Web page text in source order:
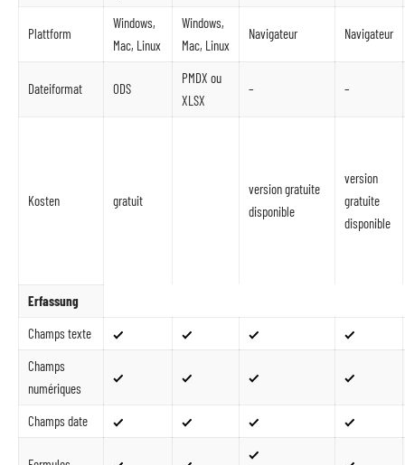
Plattform
Windows,
Mac, Linux
Windows,
Mac, Linux
Navigateur Navigateur
Dateiformat ODS
PMDX ou
XLSX
– –
Kosten gratuit
version gratuite
disponible
version
gratuite
disponible
Erfassung
Champs texte
Champs
numériques
Champs date